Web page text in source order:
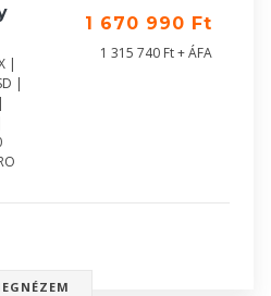
|
|
1 670 990 Ft
1 315 740 Ft + ÁFA